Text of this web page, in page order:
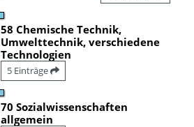
58 Chemische Technik,
Umwelttechnik, verschiedene
Technologien
5 Einträge
70 Sozialwissenschaften
allgemein